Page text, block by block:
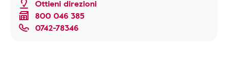
Ottieni direzioni
800 046 385
0742-78346